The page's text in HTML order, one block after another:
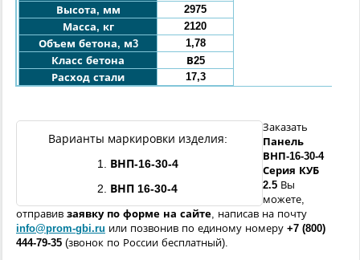
Высота, мм
2975
Масса, кг
2120
Объем бетона, м3
1,78
Класс бетона
В25
Расход стали
17,3
Варианты маркировки изделия:
1. ВНП-16-30-4
2.
ВНП 16-30-4
Заказать
Панель
ВНП-16-30-4
Серия КУБ
2.5 Вы
можете,
отправив заявку по форме на сайте, написав на почту
info@prom-gbi.ru или позвонив по единому номеру +7 (800)
444-79-35 (звонок по России бесплатный).